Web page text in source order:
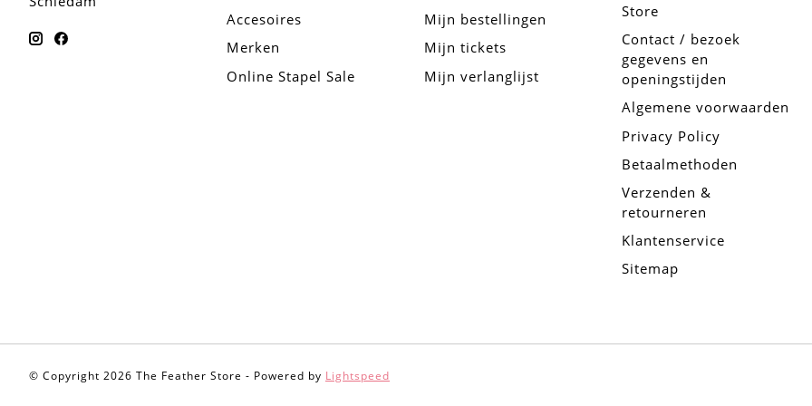
Accesoires
Merken
Online Stapel Sale
Mijn bestellingen
Mijn tickets
Mijn verlanglijst
Store
Contact / bezoek
gegevens en
openingstijden
Algemene voorwaarden
Privacy Policy
Betaalmethoden
Verzenden &
retourneren
Klantenservice
Sitemap
© Copyright 2026 The Feather Store - Powered by Lightspeed